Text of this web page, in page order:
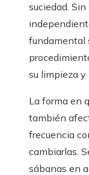
suciedad. Sin
fundamental
su limpieza
La forma en
también
frecuencia
cambiarlas.
sábanas en